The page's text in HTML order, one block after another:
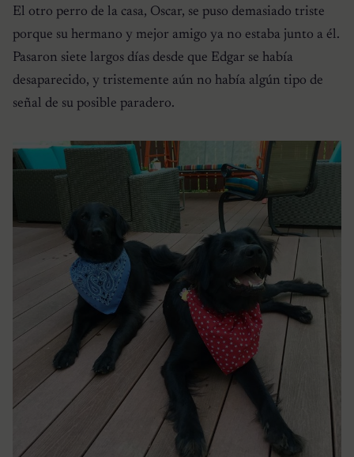
El otro perro de la casa, Oscar, se puso demasiado triste
porque su hermano y mejor amigo ya no estaba junto a él.
Pasaron siete largos días desde que Edgar se había
desaparecido, y tristemente aún no había algún tipo de
señal de su posible paradero.